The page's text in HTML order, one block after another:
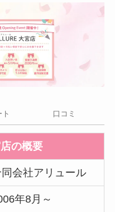
口コミ
の概要
会社アリュール
年8月～